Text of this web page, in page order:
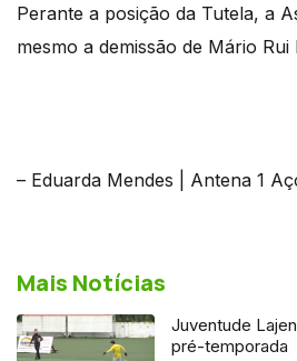
Perante a posição da Tutela, a
mesmo a demissão de Mário Rui
– Eduarda Mendes | Antena 1
Mais Notícias
Juventude
pré-temporada